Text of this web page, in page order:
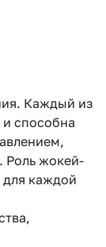
Каждый из
способна
Роль жокей-
каждой